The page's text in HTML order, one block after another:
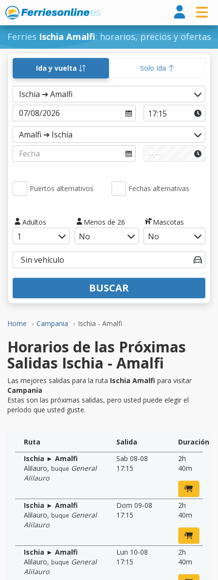
Ferries Ischia Amalfi: horarios, precios y ofertas
Home Campania Ischia - Amalfi
Ida y vuelta Solo Ida
Puertos alternativos Fechas alternativas
Adultos Menos de 26 Mascotas
BUSCAR
Horarios de las Próximas
Salidas Ischia - Amalfi
Las mejores salidas para la ruta Ischia Amalfi para visitar
Campania
Estas son las próximas salidas, pero usted puede elegir el
período que usted guste.
Ruta Salida
Duración
Ischia ► Amalfi
Alilauro, buque General
Alilauro
Sab 08-08
17:15
2h
40m
Ischia ► Amalfi
Alilauro, buque General
Alilauro
Dom 09-08
17:15
2h
40m
Ischia ► Amalfi
Alilauro, buque General
Alilauro
Lun 10-08
17:15
2h
40m